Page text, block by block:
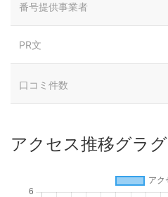
番号提供事業者
PR文
口コミ件数
アクセス推移グラグ